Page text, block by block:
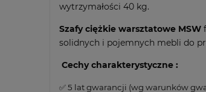
wytrzymałości 40 kg.
Szafy ciężkie warsztatowe MSW
solidnych i pojemnych mebli do
Cechy charakterystyczne :
✅ 5 lat gwarancji (wg warunków